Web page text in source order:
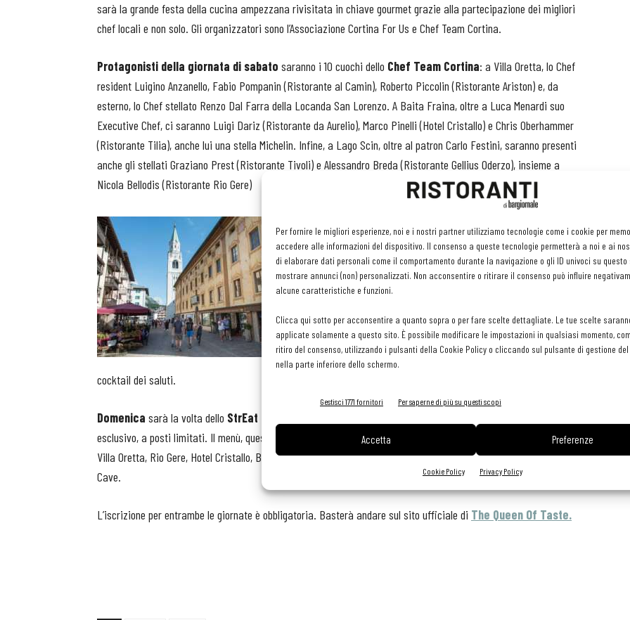
Per fornire le migliori esperienze, noi e i nostri partner utilizziamo tecnologie come i cookie per
accedere alle informazioni del dispositivo. Il consenso a queste tecnologie permetterà a noi e ai
di elaborare dati personali come il comportamento durante la navigazione o gli ID univoci su questo
mostrare annunci (non) personalizzati. Non acconsentire o ritirare il consenso può influire
alcune caratteristiche e funzioni.
Clicca qui sotto per acconsentire a quanto sopra o per fare scelte dettagliate. Le tue scelte
applicate solamente a questo sito. È possibile modificare le impostazioni in qualsiasi momento,
ritiro del consenso, utilizzando i pulsanti della Cookie Policy o cliccando sul pulsante di gestione del
nella parte inferiore dello schermo.
Gestisci 1771 fornitori Per saperne di più su questi scopi
Accetta Preferenze
Cookie Policy Privacy Policy
sarà la grande festa della cucina ampezzana rivisitata in chiave gourmet grazie alla partecipazione dei migliori
chef locali e non solo. Gli organizzatori sono l’Associazione Cortina For Us e Chef Team Cortina.
Protagonisti della giornata di sabato saranno i 10 cuochi dello Chef Team Cortina: a Villa Oretta, lo Chef
resident Luigino Anzanello, Fabio Pompanin (Ristorante al Camin), Roberto Piccolin (Ristorante Ariston) e, da
esterno, lo Chef stellato Renzo Dal Farra della Locanda San Lorenzo. A Baita Fraina, oltre a Luca Menardi suo
Executive Chef, ci saranno Luigi Dariz (Ristorante da Aurelio), Marco Pinelli (Hotel Cristallo) e Chris Oberhammer
(Ristorante Tilia), anche lui una stella Michelin. Infine, a Lago Scin, oltre al patron Carlo Festini, saranno presenti
anche gli stellati Graziano Prest (Ristorante Tivoli) e Alessandro Breda (Ristorante Gellius Oderzo), insieme a
Nicola Bellodis (Ristorante Rio Gere)
all'alta cucina. L'appuntamento è allapasticceria Alverà,
dove i partecipanti verranno divisi in gruppi e condotti in un
vero e proprio viaggio di sapori le cui prestigiose tappe
poi alla pasticceria Alverà dove verrà servito il dessert a
cura dei maestri pasticceri Massimo Alverà eStefano
Zizzolainsieme a Michel Oberhammer (La Cave), per il
cocktail dei saluti.
Domenica sarà la volta dello StrEat Lunch,
esclusivo, a posti limitati. Il menù, quest’anno, che ha come tema lo zafferano, sarà eseguito dagli Executive di
Villa Oretta, Rio Gere, Hotel Cristallo, Baita Fraina, Tivoli e del Ristorante da Aurelio, ai vini penserà il patron di La
Cave.
L’iscrizione per entrambe le giornate è obbligatoria. Basterà andare sul sito ufficiale di The Queen Of Taste.